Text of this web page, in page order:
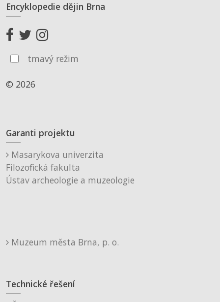
Encyklopedie dějin Brna
tmavý režim
© 2026
Garanti projektu
Masarykova univerzita
Filozofická fakulta
Ústav archeologie a muzeologie
Muzeum města Brna, p. o.
Technické řešení